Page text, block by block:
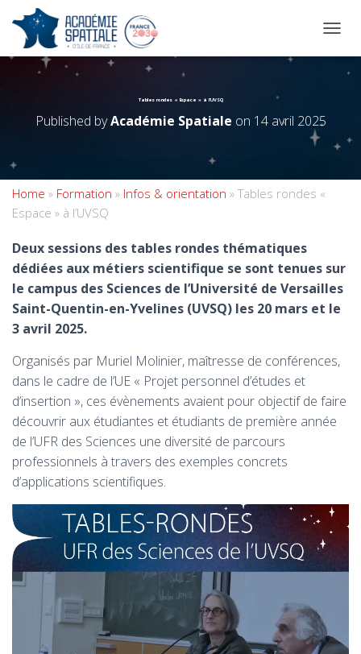
Tables rondes « Espace » à l’UVSQ
Published byAcadémie Spatiale on 14 avril 2025
Home » Formation » Infos & orientation » Tables rondes «
Espace » à l’UVSQ
Deux sessions des tables rondes thématiques
dédiées aux métiers scientifique se sont tenues sur
le campus des Sciences de l’Université de Versailles
Saint-Quentin-en-Yvelines (UVSQ) les 20 mars et le
3 avril 2025.
Organisés par Muriel Molinier, maîtresse de conférences,
dans le cadre de l’UE « Projet personnel d’études et
d’insertion », ces évènements avaient pour objectif de faire
découvrir aux étudiantes et étudiants de première année
de l’UFR des Sciences une diversité de parcours
professionnels à travers des exemples concrets
d’applications scientifiques.